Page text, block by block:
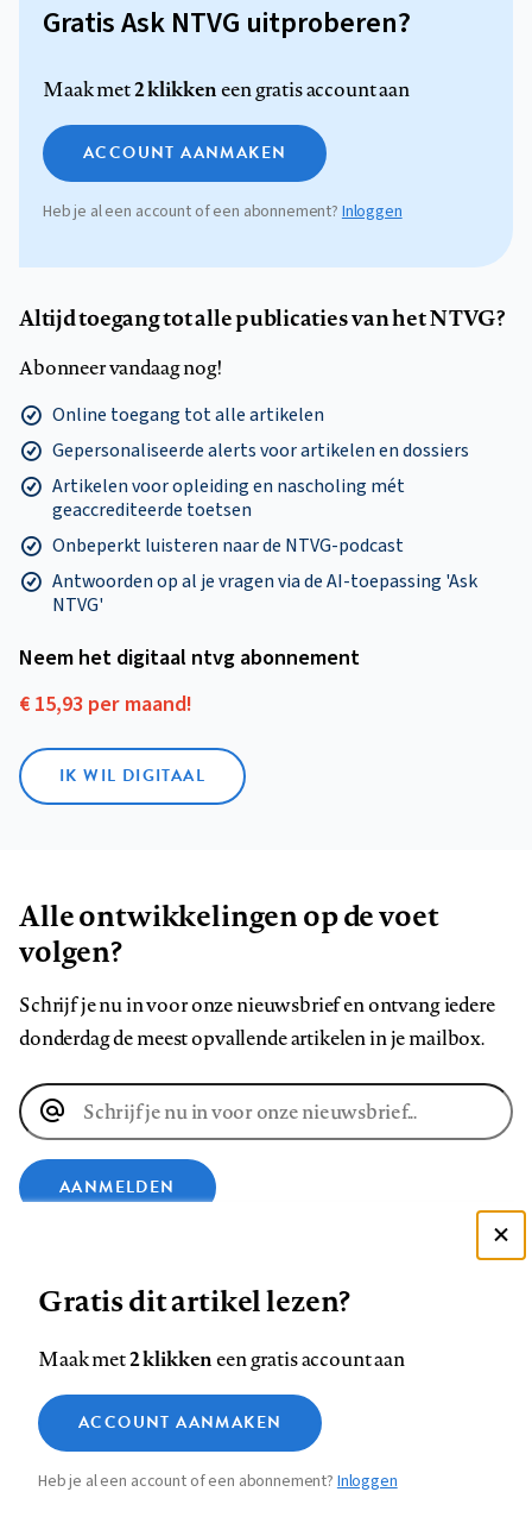
Gratis Ask NTVG uitproberen?
Maak met2 klikkeneen gratis account aan
ACCOUNT AANMAKEN
Heb je al een account of een abonnement?Inloggen
Altijd toegang tot alle publicaties van het NTVG?
Abonneer vandaag nog!
Online toegang tot alle artikelen
Gepersonaliseerde alerts voor artikelen en dossiers
Artikelen voor opleiding en nascholing mét
geaccrediteerde toetsen
Onbeperkt luisteren naar de NTVG-podcast
Antwoorden op al je vragen via de AI-toepassing 'Ask
NTVG'
Neem het digitaal ntvg abonnement
€ 15,93 per maand!
IK WIL DIGITAAL
Alle ontwikkelingen op de voet
volgen?
Schrijf je nu in voor onze nieuwsbrief en ontvang iedere
donderdag de meest opvallende artikelen in je mailbox.
E-
mailadres
AANMELDEN
op
Facebook
op
LinkedIn
op
Bluesky
ons
op
InstagramYouTube
Footer
Contact Colofon Disclaimer Privacy
Medische vragen verdienen
betrouwbare antwoorden
Zie onze cookie policy
Analytische cookies
Marketing cookies
Gratis dit artikel lezen?
Maak met2 klikkeneen gratis account aan
ACCOUNT AANMAKEN
Heb je al een account of een abonnement?Inloggen